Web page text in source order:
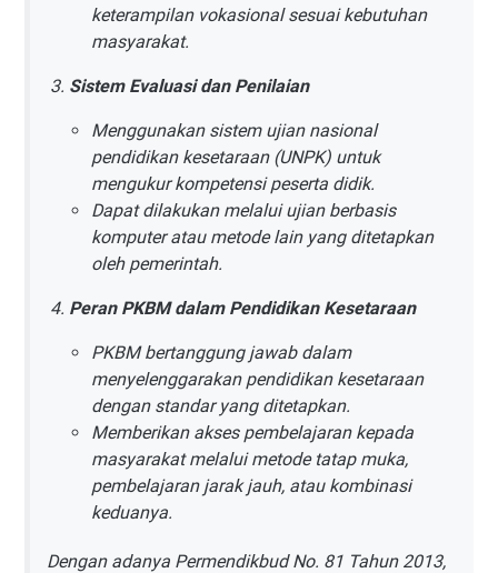
keterampilan vokasional sesuai kebutuhan
masyarakat.
Sistem Evaluasi dan Penilaian
Menggunakan sistem ujian nasional
pendidikan kesetaraan (UNPK) untuk
mengukur kompetensi peserta didik.
Dapat dilakukan melalui ujian berbasis
komputer atau metode lain yang ditetapkan
oleh pemerintah.
Peran PKBM dalam Pendidikan Kesetaraan
PKBM bertanggung jawab dalam
menyelenggarakan pendidikan kesetaraan
dengan standar yang ditetapkan.
Memberikan akses pembelajaran kepada
masyarakat melalui metode tatap muka,
pembelajaran jarak jauh, atau kombinasi
keduanya.
Dengan adanya Permendikbud No. 81 Tahun 2013,